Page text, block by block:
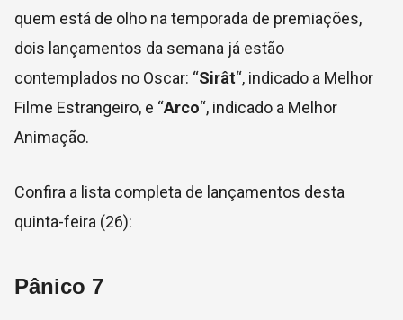
quem está de olho na temporada de premiações,
dois lançamentos da semana já estão
contemplados no Oscar: “Sirât“, indicado a Melhor
Filme Estrangeiro, e “Arco“, indicado a Melhor
Animação.
Confira a lista completa de lançamentos desta
quinta-feira (26):
Pânico 7